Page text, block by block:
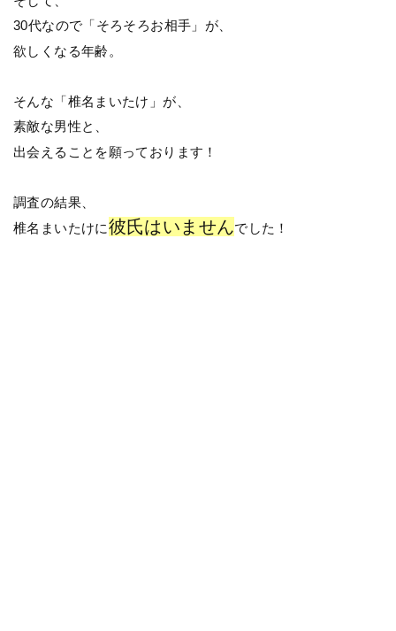
30代なので「そろそろお相手」が、
欲しくなる年齢。
そんな「椎名まいたけ」が、
素敵な男性と、
出会えることを願っております！
調査の結果、
椎名まいたけに彼氏はいませんでした！